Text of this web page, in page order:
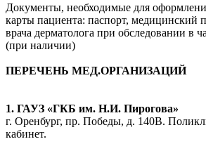
Документы, необходимые для
карты пациента: паспорт, медицинский
врача дерматолога при обследовании в
(при наличии)
ПЕРЕЧЕНЬ МЕД.ОРГАНИЗАЦИЙ
1. ГАУЗ «ГКБ им. Н.И. Пирогова»
г. Оренбург, пр. Победы, д. 140В.
кабинет.